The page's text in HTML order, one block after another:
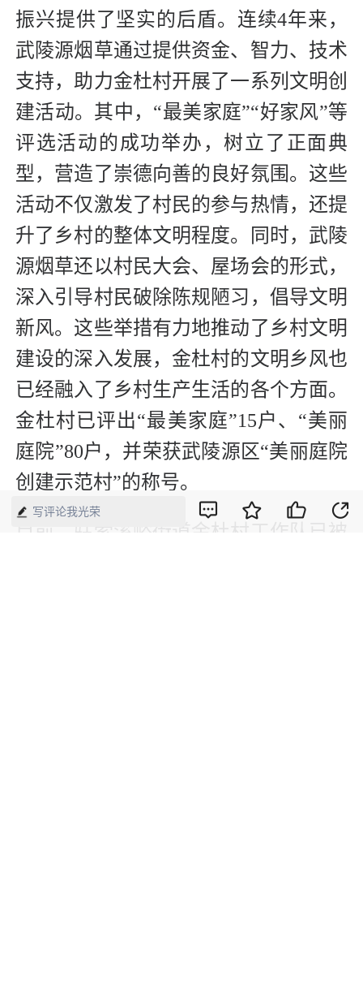
振兴提供了坚实的后盾。连续4年来，
武陵源烟草通过提供资金、智力、技术
支持，助力金杜村开展了一系列文明创
建活动。其中，“最美家庭”“好家风”等
评选活动的成功举办，树立了正面典
型，营造了崇德向善的良好氛围。这些
活动不仅激发了村民的参与热情，还提
升了乡村的整体文明程度。同时，武陵
源烟草还以村民大会、屋场会的形式，
深入引导村民破除陈规陋习，倡导文明
新风。这些举措有力地推动了乡村文明
建设的深入发展，金杜村的文明乡风也
已经融入了乡村生产生活的各个方面。
金杜村已评出“最美家庭”15户、“美丽
庭院”80户，并荣获武陵源区“美丽庭院
创建示范村”的称号。
目前，驻索溪峪街道金杜村工作队已被
写评论我光荣